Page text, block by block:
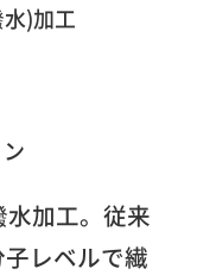
)加工
水加工。従来
レベルで繊